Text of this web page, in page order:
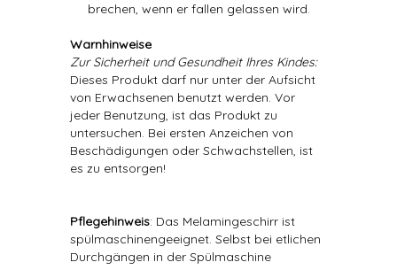
brechen, wenn er fallen gelassen wird.
Warnhinweise
Zur Sicherheit und Gesundheit Ihres Kindes:
Dieses Produkt darf nur unter der Aufsicht
von Erwachsenen benutzt werden. Vor
jeder Benutzung, ist das Produkt zu
untersuchen. Bei ersten Anzeichen von
Beschädigungen oder Schwachstellen, ist
es zu entsorgen!
Pflegehinweis: Das Melamingeschirr ist
spülmaschinengeeignet. Selbst bei etlichen
Durchgängen in der Spülmaschine